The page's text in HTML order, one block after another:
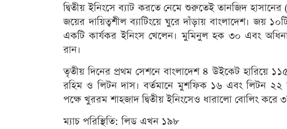
দ্বিতীয় ইনিংসে ব্যাট করতে নেমে শুরুতেই তানজিদ
জয়ের দায়িত্বশীল ব্যাটিংয়ে ঘুরে দাঁড়ায় বাংলাদেশ। জয়
একটি কার্যকর ইনিংস খেলেন। মুমিনুল হক ৩০ এবং
রান।
তৃতীয় দিনের প্রথম সেশনে বাংলাদেশ ৪ উইকেট হারিয়ে
রহিম ও লিটন দাস। বর্তমানে মুশফিক ১৬ এবং লিটন ২২
পক্ষে খুররম শাহজাদ দ্বিতীয় ইনিংসেও ধারালো বোলিং করে
ম্যাচ পরিস্থিতি: লিড এখন ১৯৮